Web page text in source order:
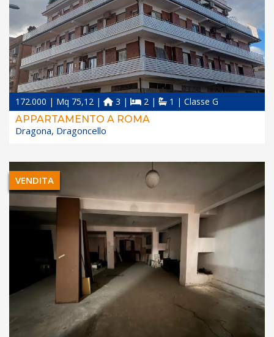
172.000 | Mq 75,12 | 3 | 2 |
1 | Classe G
APPARTAMENTO A ROMA
Dragona, Dragoncello
VENDITA